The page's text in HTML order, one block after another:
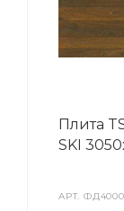
Плита
SKI
АРТ.